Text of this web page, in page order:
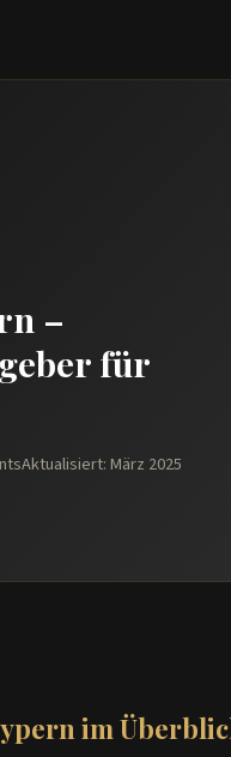
–
für
Aktualisiert: März 2025
im